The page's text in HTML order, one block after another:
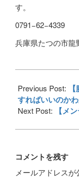
す。
0791−62−4339
兵庫県たつの市
09-
10
Previous Post:
すればいいのか
Next Post: 【メ
コメントを残す
メールアドレスが